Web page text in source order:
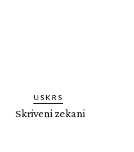
USKRS
Skriveni zekani